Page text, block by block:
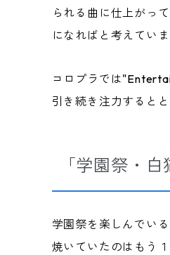
られる曲に仕上がっ
になればと考えていま
コロプラでは
引き続き注力すると
「学園祭・
学園祭を楽しんでい
焼いていたのはもう